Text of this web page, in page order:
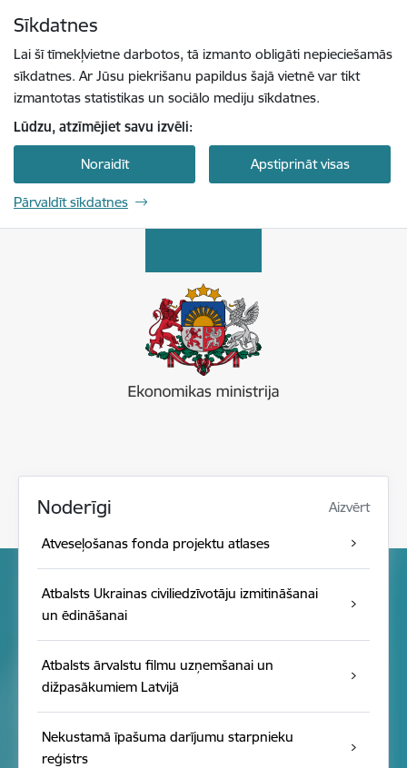
Sīkdatnes
Lai šī tīmekļvietne darbotos, tā izmanto obligāti nepieciešamās
sīkdatnes. Ar Jūsu piekrišanu papildus šajā vietnē var tikt
izmantotas statistikas un sociālo mediju sīkdatnes.
Lūdzu, atzīmējiet savu izvēli:
Noraidīt Apstiprināt visas
Pārvaldīt sīkdatnes
Noderīgi Aizvērt
Atveseļošanas fonda projektu atlases
Atbalsts Ukrainas civiliedzīvotāju izmitināšanai
un ēdināšanai
Atbalsts ārvalstu filmu uzņemšanai un
dižpasākumiem Latvijā
Nekustamā īpašuma darījumu starpnieku
reģistrs